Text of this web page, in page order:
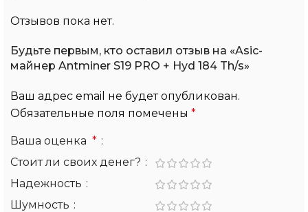
Отзывов пока нет.
Будьте первым, кто оставил отзыв на «Asic-
майнер Antminer S19 PRO + Hyd 184 Th/s»
Ваш адрес email не будет опубликован.
Обязательные поля помечены *
Ваша оценка *
Стоит ли своих денег?
Надежность
Шумность